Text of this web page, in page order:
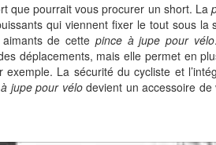
que pourrait vous procurer un short. La
qui viennent fixer le tout sous
de cette pince à jupe pour vélo
déplacements, mais elle permet en
La sécurité du cycliste et
jupe pour vélodevient un accessoire de